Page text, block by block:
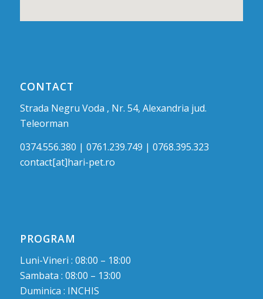
CONTACT
Strada Negru Voda , Nr. 54, Alexandria jud.
Teleorman
0374.556.380 | 0761.239.749 | 0768.395.323
contact[at]hari-pet.ro
PROGRAM
Luni-Vineri : 08:00 – 18:00
Sambata : 08:00 – 13:00
Duminica : INCHIS